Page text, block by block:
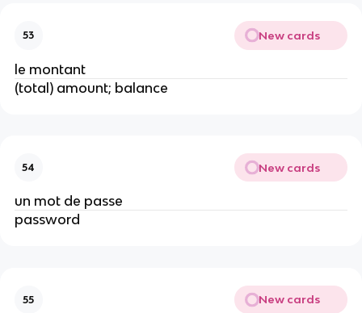
53 New cards
le montant
(total) amount; balance
54 New cards
un mot de passe
password
55 New cards